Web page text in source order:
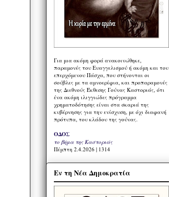
Για μια ακόμη φορά ανακοινώθηκε,
παραμονές του Ευαγγελισμού ή ακόμη και του
επερχόμενου Πάσχα, που στήνονται οι
σούβλες με τα αμνοερίφια, και προπαραμονές
της Διεθνούς Έκθεσης Γούνας Καστοριάς, ότι
ένα ακόμη ιλιγγιώδες πρόγραμμα
χρηματοδότησης είναι στα σκαριά της
κυβέρνησης για την ενίσχυση, με όχι διαφανή
πρότυπα, του κλάδου της γούνας.
ΟΔΟΣ
το βήμα της Καστοριάς
Πέμπτη 2.4.2026 | 1314
Εν τη Νέα Δημοκρατία